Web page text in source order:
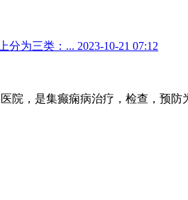
分为三类：... 2023-10-21 07:12
院，是集癫痫病治疗，检查，预防